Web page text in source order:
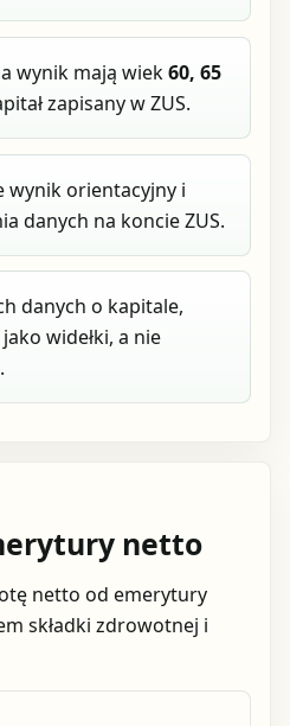
wynik mają wiek60, 65
zapisany w ZUS.
wynik orientacyjny i
danych na koncie ZUS.
danych o kapitale,
widełki, a nie
netto
netto od emerytury
składki zdrowotnej i